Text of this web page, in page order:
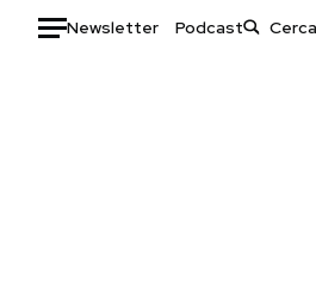
Newsletter Podcast